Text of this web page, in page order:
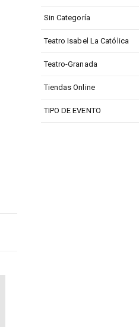
Salud
Sin Categoría
Teatro Isabel La Católica
Teatro-Granada
Tiendas Online